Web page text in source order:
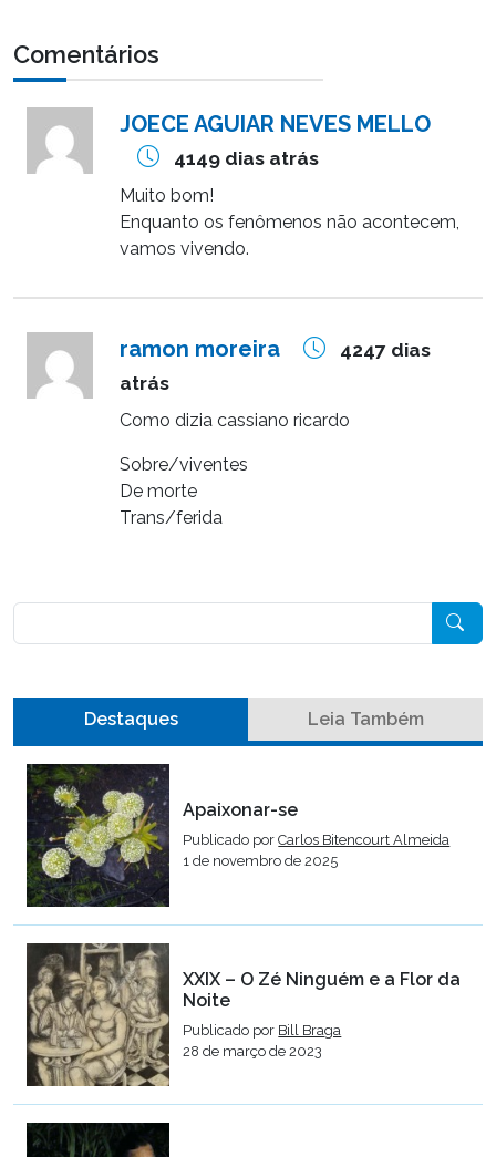
Comentários
JOECE AGUIAR NEVES MELLO
4149 dias atrás
Muito bom!
Enquanto os fenômenos não acontecem,
vamos vivendo.
ramon moreira
4247 dias
atrás
Como dizia cassiano ricardo
Sobre/viventes
De morte
Trans/ferida
Destaques Leia Também
Apaixonar-se
Publicado porCarlos Bitencourt Almeida
1 de novembro de 2025
XXIX – O Zé Ninguém e a Flor da
Noite
Publicado por Bill Braga
28 de março de 2023